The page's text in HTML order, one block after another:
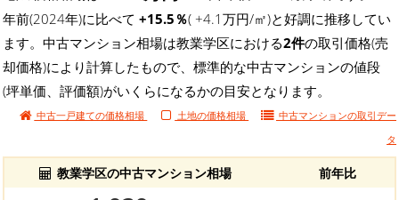
年前(2024年)に比べて +15.5％( +4.1万円/㎡)と好調に推移してい
ます。中古マンション相場は教業学区における2件の取引価格(売
却価格)により計算したもので、標準的な中古マンションの値段
(坪単価、評価額)がいくらになるかの目安となります。
中古一戸建ての価格相場 土地の価格相場 中古マンションの取引デー
タ
教業学区の中古マンション相場 前年比